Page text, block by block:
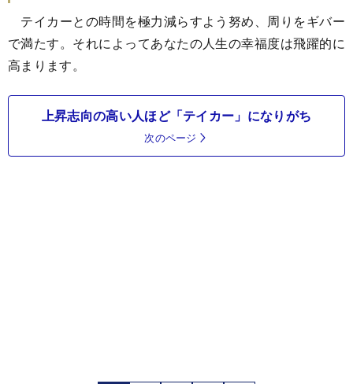
テイカーとの時間を極力減らすよう努め、周りをギバー
で満たす。それによってあなたの人生の幸福度は飛躍的に
高まります。
上昇志向の高い人ほど「テイカー」になりがち
次のページ